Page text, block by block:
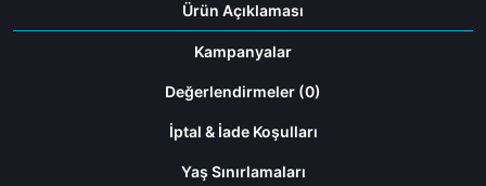
Ürün Açıklaması
Kampanyalar
Değerlendirmeler (0)
İptal & İade Koşulları
Yaş Sınırlamaları